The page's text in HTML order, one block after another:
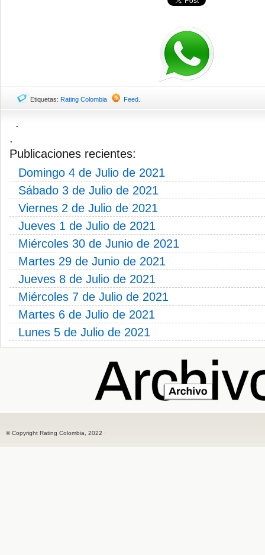
Etiquetas: Rating Colombia Feed
.
.
Publicaciones recientes:
Domingo 4 de Julio de 2021
Sábado 3 de Julio de 2021
Viernes 2 de Julio de 2021
Jueves 1 de Julio de 2021
Miércoles 30 de Junio de 2021
Martes 29 de Junio de 2021
Jueves 8 de Julio de 2021
Miércoles 7 de Julio de 2021
Martes 6 de Julio de 2021
Lunes 5 de Julio de 2021
© Copyright Rating Colombia, 2022 ·